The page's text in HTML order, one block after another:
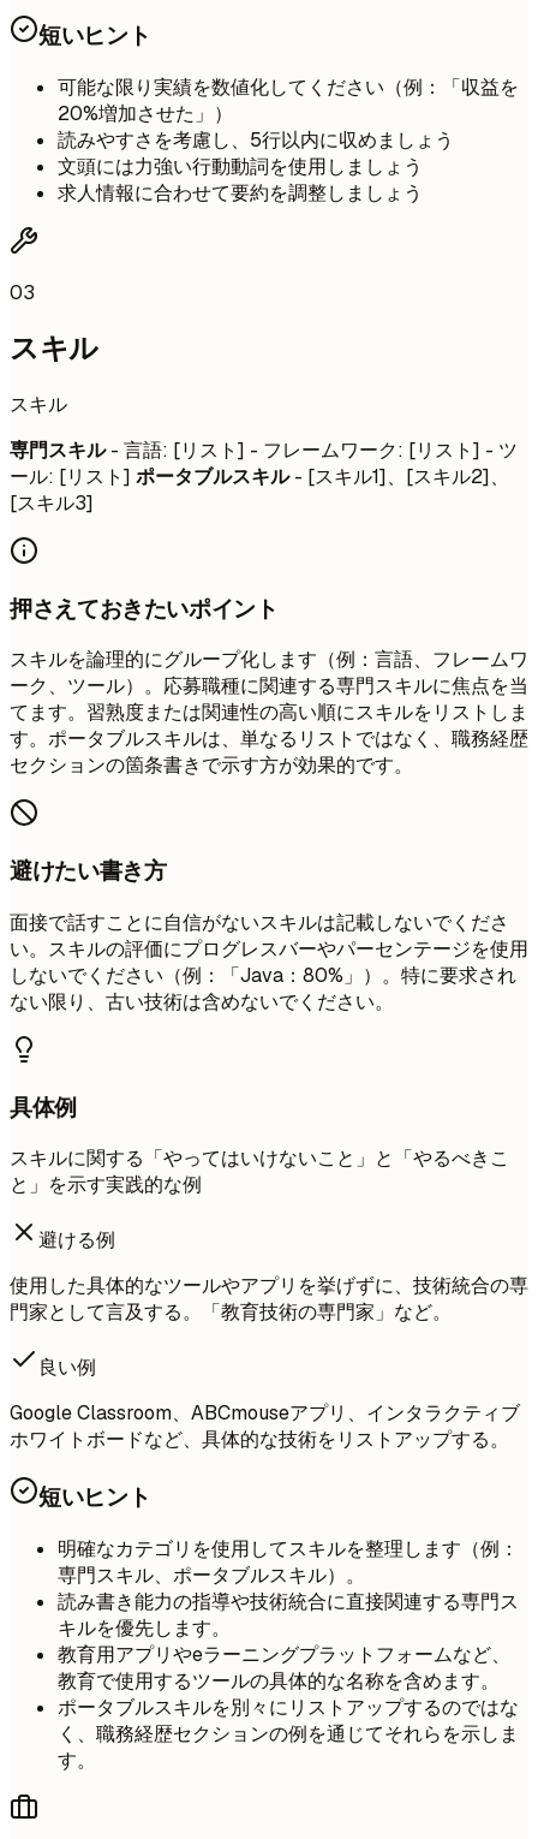
短いヒント
可能な限り実績を数値化してください（例：「収益を
20%増加させた」）
読みやすさを考慮し、5行以内に収めましょう
文頭には力強い行動動詞を使用しましょう
求人情報に合わせて要約を調整しましょう
03
スキル
スキル
専門スキル- 言語: [リスト] - フレームワーク: [リスト] - ツ
ール: [リスト] ポータブルスキル- [スキル1]、[スキル2]、
[スキル3]
押さえておきたいポイント
スキルを論理的にグループ化します（例：言語、フレームワ
ーク、ツール）。応募職種に関連する専門スキルに焦点を当
てます。習熟度または関連性の高い順にスキルをリストしま
す。ポータブルスキルは、単なるリストではなく、職務経歴
セクションの箇条書きで示す方が効果的です。
避けたい書き方
面接で話すことに自信がないスキルは記載しないでくださ
い。スキルの評価にプログレスバーやパーセンテージを使用
しないでください（例：「Java：80%」）。特に要求され
ない限り、古い技術は含めないでください。
具体例
スキルに関する「やってはいけないこと」と「やるべきこ
と」を示す実践的な例
避ける例
使用した具体的なツールやアプリを挙げずに、技術統合の専
門家として言及する。「教育技術の専門家」など。
良い例
Google Classroom、ABCmouseアプリ、インタラクティブ
ホワイトボードなど、具体的な技術をリストアップする。
短いヒント
明確なカテゴリを使用してスキルを整理します（例：
専門スキル、ポータブルスキル）。
読み書き能力の指導や技術統合に直接関連する専門ス
キルを優先します。
教育用アプリやeラーニングプラットフォームなど、
教育で使用するツールの具体的な名称を含めます。
ポータブルスキルを別々にリストアップするのではな
く、職務経歴セクションの例を通じてそれらを示しま
す。